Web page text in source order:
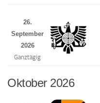
26.
September
2026
Ganztägig
Oktober 2026